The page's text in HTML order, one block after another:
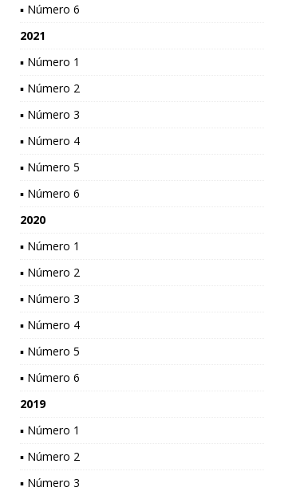
▪ Número 6
2021
▪ Número 1
▪ Número 2
▪ Número 3
▪ Número 4
▪ Número 5
▪ Número 6
2020
▪ Número 1
▪ Número 2
▪ Número 3
▪ Número 4
▪ Número 5
▪ Número 6
2019
▪ Número 1
▪ Número 2
▪ Número 3